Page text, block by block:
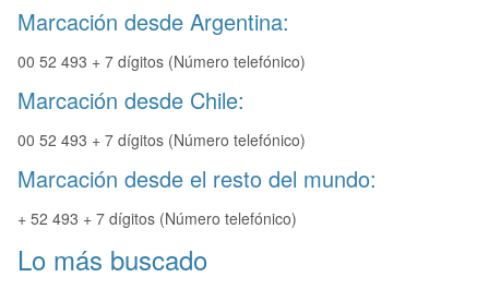
Marcación desde Argentina:
00 52 493 + 7 dígitos (Número telefónico)
Marcación desde Chile:
00 52 493 + 7 dígitos (Número telefónico)
Marcación desde el resto del mundo:
+ 52 493 + 7 dígitos (Número telefónico)
Lo más buscado